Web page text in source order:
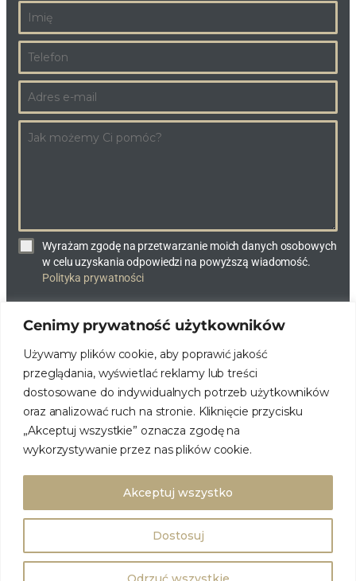
Cenimy prywatność użytkowników
Używamy plików cookie, aby poprawić jakość
przeglądania, wyświetlać reklamy lub treści
dostosowane do indywidualnych potrzeb użytkowników
oraz analizować ruch na stronie. Kliknięcie przycisku
„Akceptuj wszystkie” oznacza zgodę na
wykorzystywanie przez nas plików cookie.
Dostosuj
Akceptuj wszystko
Wyrażam zgodę na przetwarzanie moich danych osobowych
w celu uzyskania odpowiedzi na powyższą wiadomość.
Polityka prywatności
WYŚLIJ WIADOMOŚĆ
© DOMY NA MIARĘ. WSZELKIE PRAWA ZASTRZEŻONE.
Realizacja: Newdun.pl – marketing fajnych firm
https://
https://
fb.com